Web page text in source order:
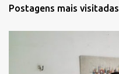
Postagens mais visitadas